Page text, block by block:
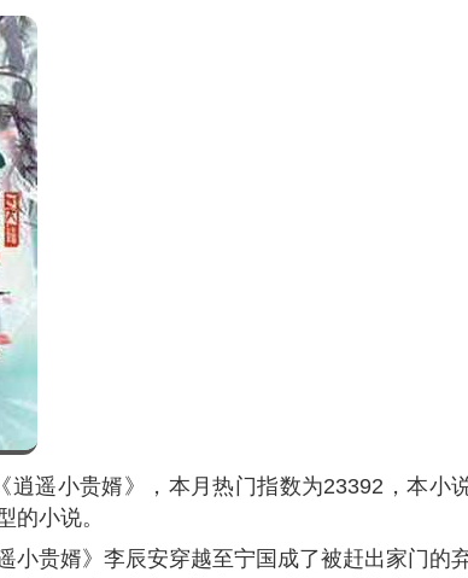
国太子（又名极品太子爷）》，本月热门指数
，属于历史类型的小说。
！又名《极品太子爷》。穿越大秦太子，这一
天下权、醉卧美人膝。杀奸臣、灭敌国、出海
。独掌大权，朕命，即是天命。不墨迹，不虐
爽爽，主角爆杀一切！